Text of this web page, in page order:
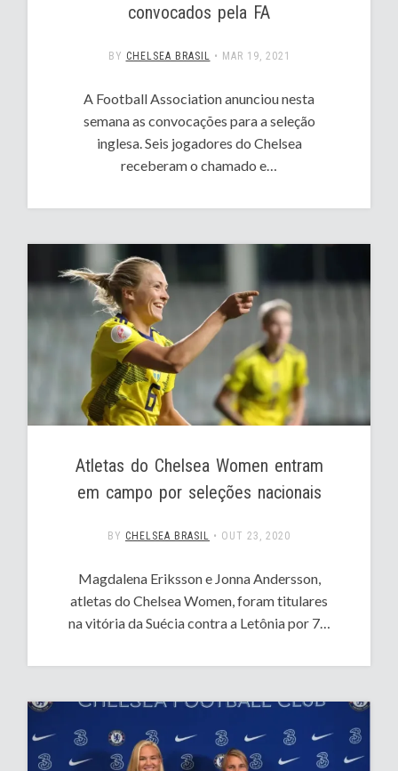
convocados pela FA
BY CHELSEA BRASIL • MAR 19, 2021
A Football Association anunciou nesta
semana as convocações para a seleção
inglesa. Seis jogadores do Chelsea
receberam o chamado e…
Atletas do Chelsea Women entram
em campo por seleções nacionais
BY CHELSEA BRASIL • OUT 23, 2020
Magdalena Eriksson e Jonna Andersson,
atletas do Chelsea Women, foram titulares
na vitória da Suécia contra a Letônia por 7…